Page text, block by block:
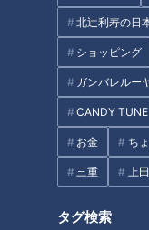
北辻利寿の日
ショッピング
ガンバレルー
CANDY TUNE
お金 ち
三重 上
タグ検索
スポーツ
オススメ関連コ